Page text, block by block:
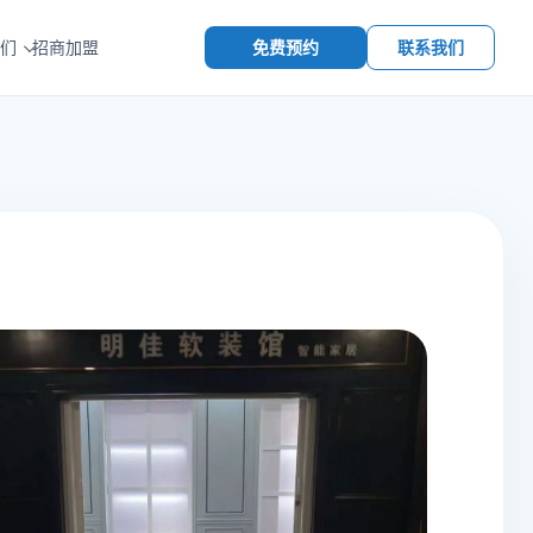
招商加盟 免费预约 联系我们